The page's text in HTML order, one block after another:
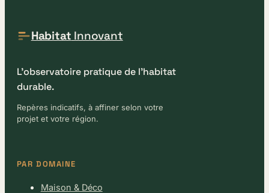
Habitat Innovant
L'observatoire pratique de l'habitat
durable.
Repères indicatifs, à affiner selon votre
projet et votre région.
PAR DOMAINE
Maison & Déco